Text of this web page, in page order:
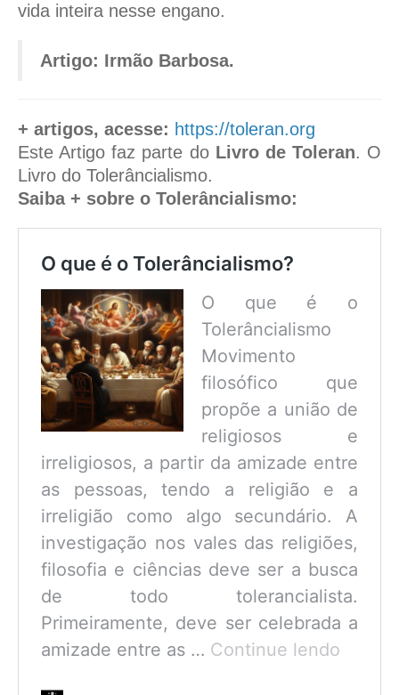
vida inteira nesse engano.
Artigo: Irmão Barbosa.
+ artigos, acesse: https://toleran.org
Este Artigo faz parte do Livro de Toleran. O
Livro do Tolerâncialismo.
Saiba + sobre o Tolerâncialismo:
O que é o Tolerâncialismo?
O que é o
Tolerâncialismo
Movimento
filosófico que
propõe a união de
religiosos e
irreligiosos, a partir da amizade entre
as pessoas, tendo a religião e a
irreligião como algo secundário. A
investigação nos vales das religiões,
filosofia e ciências deve ser a busca
de todo tolerancialista.
Primeiramente, deve ser celebrada a
amizade entre as … Continue lendo